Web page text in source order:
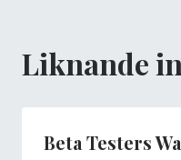
Liknande
Beta Testers